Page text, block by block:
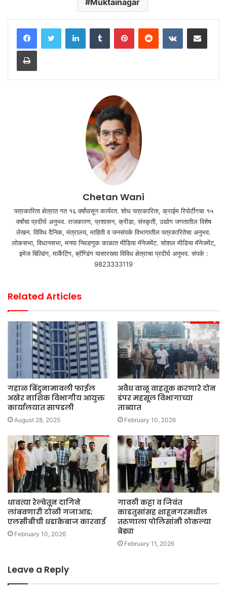
LinkedInTumblr PinterestReddit VKontakteShare via Email
Print
Chetan Wani
पत्रकारिता क्षेत्रात गत १६ वर्षांपासून कार्यरत. शोध पत्रकारिता, क्राईम रिपोर्टींगचा १५
वर्षांचा प्रदीर्घ अनुभव. राजकारण, प्रशासन, क्रीडा, संस्कृती, उद्योग जगतातील विशेष
लेखन. विविध दैनिक, मंत्रालय, माहिती व जनसंपर्क विभागातील पत्रकारितेचा अनुभव.
लोकसभा, विधानसभा, मनपा निवडणूक काळात मीडिया मॅनेजमेंट. सोशल मीडिया मॅनेजमेंट,
इमेज बिल्डिंग, मार्केटिंग, ब्रॅण्डिंग यासारख्या विविध क्षेत्राचा प्रदीर्घ अनुभव. संपर्क :
9823333119
Related Articles
गहाळ बिंदुनामावली फाईल
अखेर नाशिक विभागीय आयुक्त
कार्यालयात सापडली
August 28, 2025
अवैध वाळू वाहतूक करणारे दोन
डंपर महसूल विभागाच्या
ताब्यात
February 10, 2026
धावत्या रेल्वेतून दागिने
लांबवणारी टोळी गजाआड;
एलसीबीची धडाकेबाज कारवाई
February 10, 2026
गावठी कट्टा व जिवंत
काडतुसांसह शाहूनगरमधील
तरुणाला पोलिसांनी ठोकल्या
बेड्या
February 11, 2026
Leave a Reply